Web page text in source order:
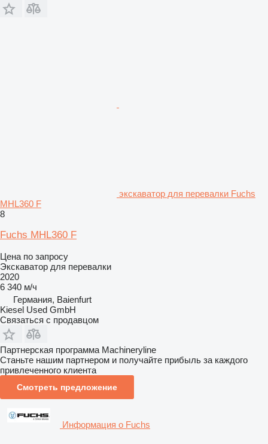
экскаватор для перевалки Fuchs
MHL360 F
8
Fuchs MHL360 F
Цена по запросу
Экскаватор для перевалки
2020
6 340 м/ч
Германия, Baienfurt
Kiesel Used GmbH
Связаться с продавцом
Партнерская программа Machineryline
Станьте нашим партнером и получайте прибыль за каждого
привлеченного клиента
Смотреть предложение
Информация о Fuchs